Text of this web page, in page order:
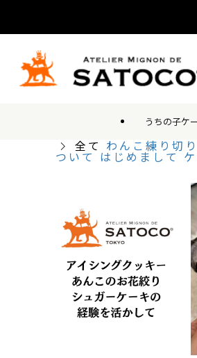
うちの子ケ
全て わんこ練り切り
ついて はじめまして